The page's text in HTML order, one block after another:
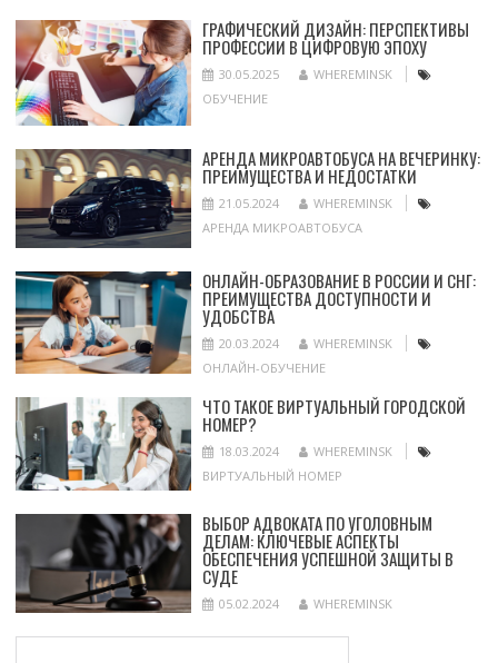
ГРАФИЧЕСКИЙ ДИЗАЙН: ПЕРСПЕКТИВЫ
ПРОФЕССИИ В ЦИФРОВУЮ ЭПОХУ
30.05.2025
WHEREMINSK
ОБУЧЕНИЕ
АРЕНДА МИКРОАВТОБУСА НА ВЕЧЕРИНКУ:
ПРЕИМУЩЕСТВА И НЕДОСТАТКИ
21.05.2024
WHEREMINSK
АРЕНДА МИКРОАВТОБУСА
ОНЛАЙН-ОБРАЗОВАНИЕ В РОССИИ И СНГ:
ПРЕИМУЩЕСТВА ДОСТУПНОСТИ И
УДОБСТВА
20.03.2024
WHEREMINSK
ОНЛАЙН-ОБУЧЕНИЕ
ЧТО ТАКОЕ ВИРТУАЛЬНЫЙ ГОРОДСКОЙ
НОМЕР?
18.03.2024
WHEREMINSK
ВИРТУАЛЬНЫЙ НОМЕР
ВЫБОР АДВОКАТА ПО УГОЛОВНЫМ
ДЕЛАМ: КЛЮЧЕВЫЕ АСПЕКТЫ
ОБЕСПЕЧЕНИЯ УСПЕШНОЙ ЗАЩИТЫ В
СУДЕ
05.02.2024 WHEREMINSK